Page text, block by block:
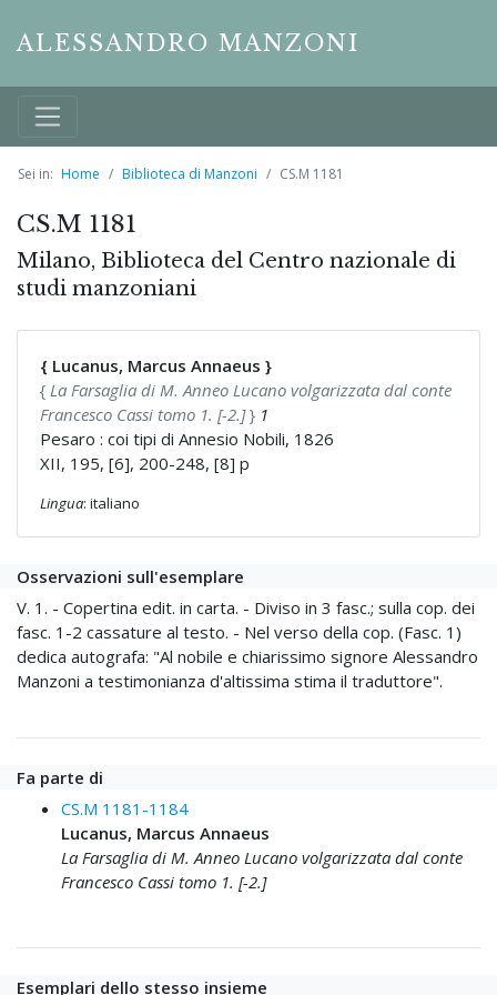
ALESSANDRO MANZONI
Sei in: Home Biblioteca di Manzoni CS.M 1181
CS.M 1181
Milano, Biblioteca del Centro nazionale di
studi manzoniani
{ Lucanus, Marcus Annaeus }
{ La Farsaglia di M. Anneo Lucano volgarizzata dal conte
Francesco Cassi tomo 1. [-2.]} 1
Pesaro : coi tipi di Annesio Nobili, 1826
XII, 195, [6], 200-248, [8] p
Lingua: italiano
Osservazioni sull'esemplare
V. 1. - Copertina edit. in carta. - Diviso in 3 fasc.; sulla cop. dei
fasc. 1-2 cassature al testo. - Nel verso della cop. (Fasc. 1)
dedica autografa: "Al nobile e chiarissimo signore Alessandro
Manzoni a testimonianza d'altissima stima il traduttore".
Fa parte di
CS.M 1181-1184
Lucanus, Marcus Annaeus
La Farsaglia di M. Anneo Lucano volgarizzata dal conte
Francesco Cassi tomo 1. [-2.]
Esemplari dello stesso insieme